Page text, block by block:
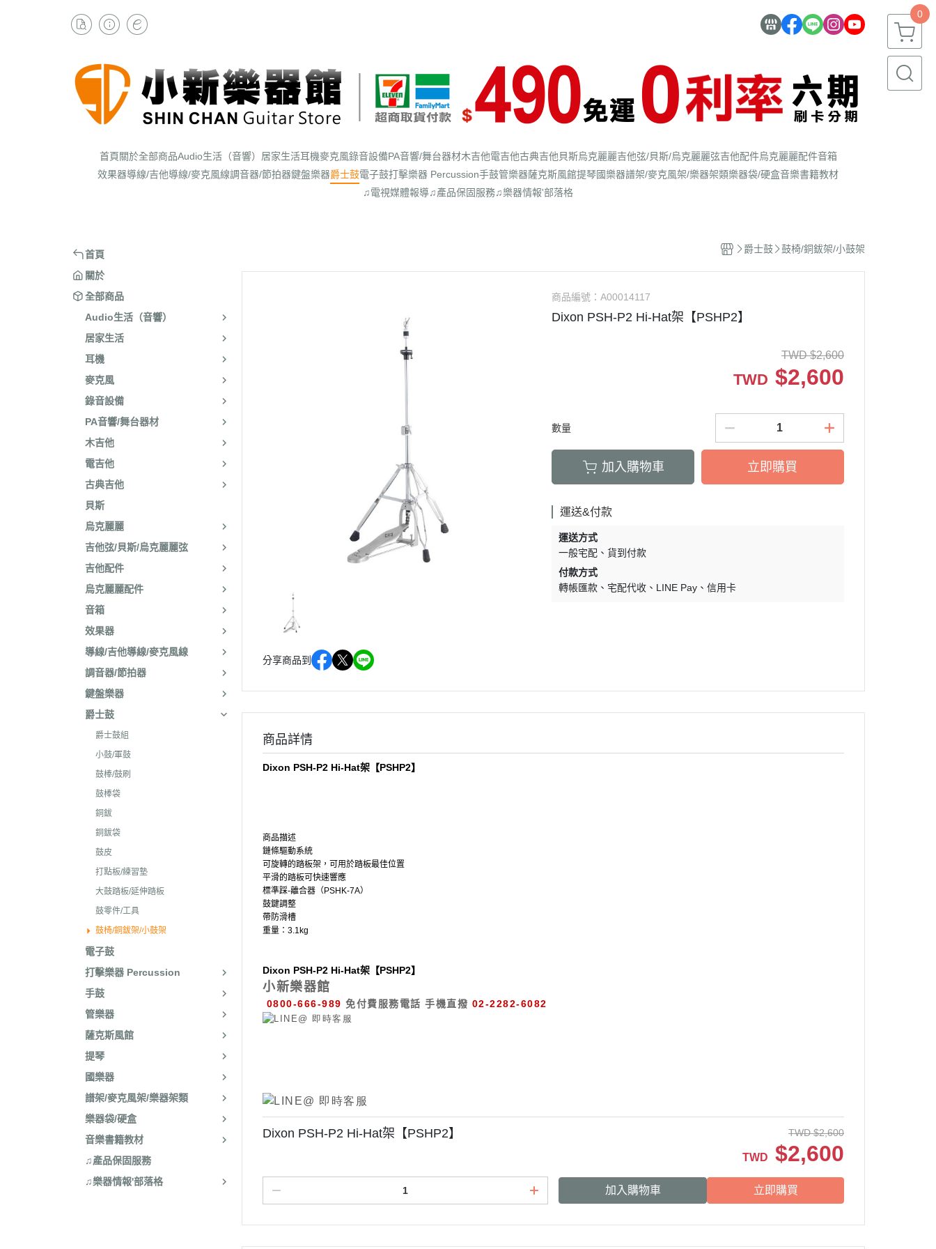
0
首頁關於全部商品Audio生活（音響） 居家生活耳機麥克風錄音設備PA音響/舞台器材木吉他電吉他古典吉他貝斯烏克麗麗吉他弦/貝斯/烏克麗麗弦吉他配件烏克麗麗配件音箱
效果器導線/吉他導線/麥克風線調音器/節拍器鍵盤樂器爵士鼓電子鼓打擊樂器 Percussion手鼓管樂器薩克斯風館提琴國樂器譜架/麥克風架/樂器架類樂器袋/硬盒音樂書籍教材
♫電視媒體報導♫產品保固服務♫樂器情報'部落格
首頁
關於
全部商品
Audio生活（音響）
居家生活
耳機
麥克風
錄音設備
PA音響/舞台器材
木吉他
電吉他
古典吉他
貝斯
烏克麗麗
吉他弦/貝斯/烏克麗麗弦
吉他配件
烏克麗麗配件
音箱
效果器
導線/吉他導線/麥克風線
調音器/節拍器
鍵盤樂器
爵士鼓
爵士鼓組
小鼓/軍鼓
鼓棒/鼓刷
鼓棒袋
銅鈸
銅鈸袋
鼓皮
打點板/練習墊
大鼓踏板/延伸踏板
鼓零件/工具
鼓椅/銅鈸架/小鼓架
電子鼓
打擊樂器 Percussion
手鼓
管樂器
薩克斯風館
提琴
國樂器
譜架/麥克風架/樂器架類
樂器袋/硬盒
音樂書籍教材
♫產品保固服務
♫樂器情報'部落格
爵士鼓 鼓椅/銅鈸架/小鼓架
分享商品到
商品編號：A00014117
Dixon PSH-P2 Hi-Hat架【PSHP2】
TWD $2,600
TWD $2,600
數量
加入購物車 立即購買
運送&付款
運送方式
一般宅配
貨到付款
付款方式
轉帳匯款
宅配代收 LINE Pay 信用卡
商品詳情
Dixon PSH-P2 Hi-Hat架【PSHP2】
商品描述
鏈條驅動系統
可旋轉的踏板架，可用於踏板最佳位置
平滑的踏板可快速響應
標準踩-離合器（PSHK-7A）
鼓鍵調整
帶防滑槽
重量：3.1kg
Dixon PSH-P2 Hi-Hat架【PSHP2】
小新樂器館
0800-666-989 免付費服務電話 手機直撥 02-2282-6082
Dixon PSH-P2 Hi-Hat架【PSHP2】 TWD $2,600
TWD $2,600
加入購物車 立即購買